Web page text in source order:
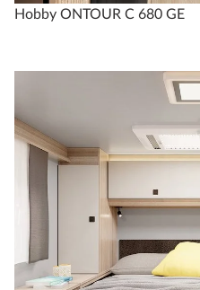
Hobby ONTOUR C 680 GE